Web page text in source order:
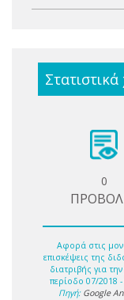
0
Αφορά στις
επισκέψεις της
διατριβής για
περίοδο 07/2018
Πηγή: Google